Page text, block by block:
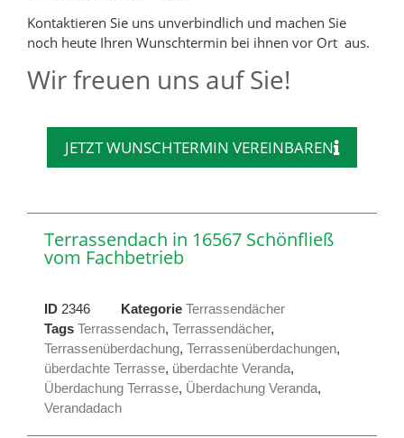
Kontaktieren Sie uns unverbindlich und machen Sie
noch heute Ihren Wunschtermin bei ihnen vor Ort aus.
Wir freuen uns auf Sie!
JETZT WUNSCHTERMIN VEREINBAREN
Terrassendach in 16567 Schönfließ
vom Fachbetrieb
ID 2346 Kategorie Terrassendächer
Tags Terrassendach, Terrassendächer,
Terrassenüberdachung, Terrassenüberdachungen,
überdachte Terrasse, überdachte Veranda,
Überdachung Terrasse, Überdachung Veranda,
Verandadach